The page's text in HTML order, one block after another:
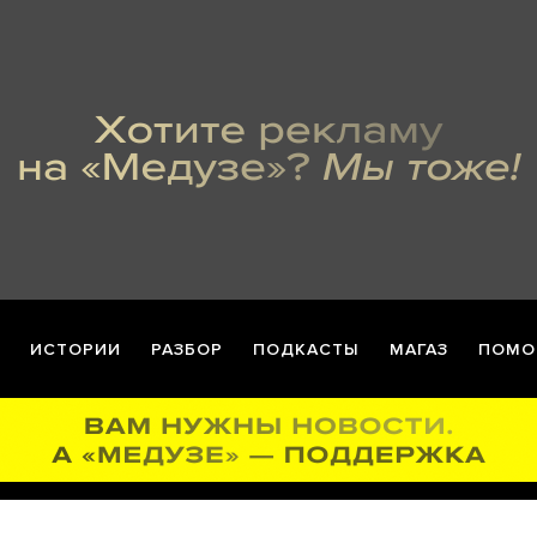
ИСТОРИИ РАЗБОР ПОДКАСТЫ МАГАЗ